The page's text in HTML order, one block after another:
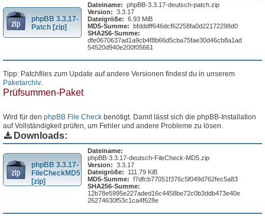
phpBB 3.3.17-
Patch [zip]
Dateiname: phpBB-3.3.17-deutsch-patch.zip
Version: 3.3.17
Dateigröße: 6.93 MiB
MD5-Summe: bfdddff646dcf62258fa0d22172298d0
SHA256-Summe:
dfe0670637ad1a9cb4f8b66d5cba75fae30d46cb8a1ad
54520d940e200f05661
Tipp: Patchfiles zum Update auf andere Versionen findest du in unserem
Paketarchiv
Prüfsummen-Paket
Wird für den phpBB File Check benötigt. Damit lässt sich die phpBB-Installation
auf Vollständigkeit prüfen, um Fehler und andere Probleme zu lösen.
Downloads:
phpBB 3.3.17-
FileCheckMD5
[zip]
Dateiname:
phpBB-3.3.17-deutsch-FileCheck-MD5.zip
Version: 3.3.17
Dateigröße:
111.79 KiB
MD5-Summe: f7dfcb77051f376c5f049d762fec5a83
SHA256-Summe:
12b78e5995e227aded16c4458be72c0b3ddb473e40e
26274630f53c1ca4f628e